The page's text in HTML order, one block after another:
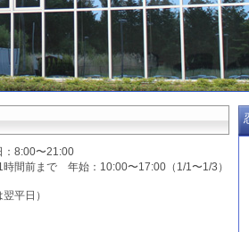
8:00〜21:00
間前まで 年始：10:00〜17:00（1/1〜1/3）
平日）